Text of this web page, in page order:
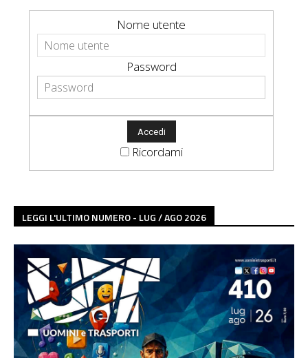
Nome utente
Password
Ricordami
LEGGI L'ULTIMO NUMERO - LUG / AGO 2026